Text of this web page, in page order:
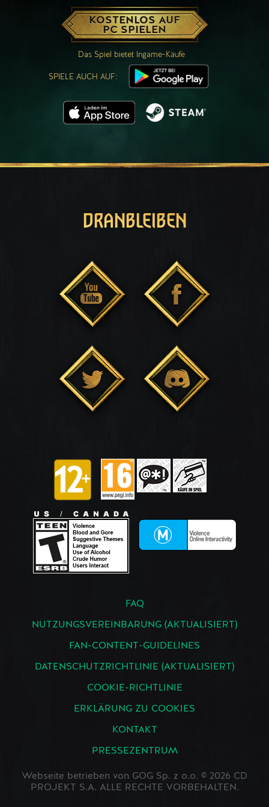
KOSTENLOS AUF
PC SPIELEN
Das Spiel bietet Ingame-Käufe
SPIELE AUCH AUF:
DRANBLEIBEN
FAQ
NUTZUNGSVEREINBARUNG (AKTUALISIERT)
FAN-CONTENT-GUIDELINES
DATENSCHUTZRICHTLINIE (AKTUALISIERT)
COOKIE-RICHTLINIE
ERKLÄRUNG ZU COOKIES
KONTAKT
PRESSEZENTRUM
Webseite betrieben von GOG Sp. z o.o. © 2026 CD
PROJEKT S.A. ALLE RECHTE VORBEHALTEN.